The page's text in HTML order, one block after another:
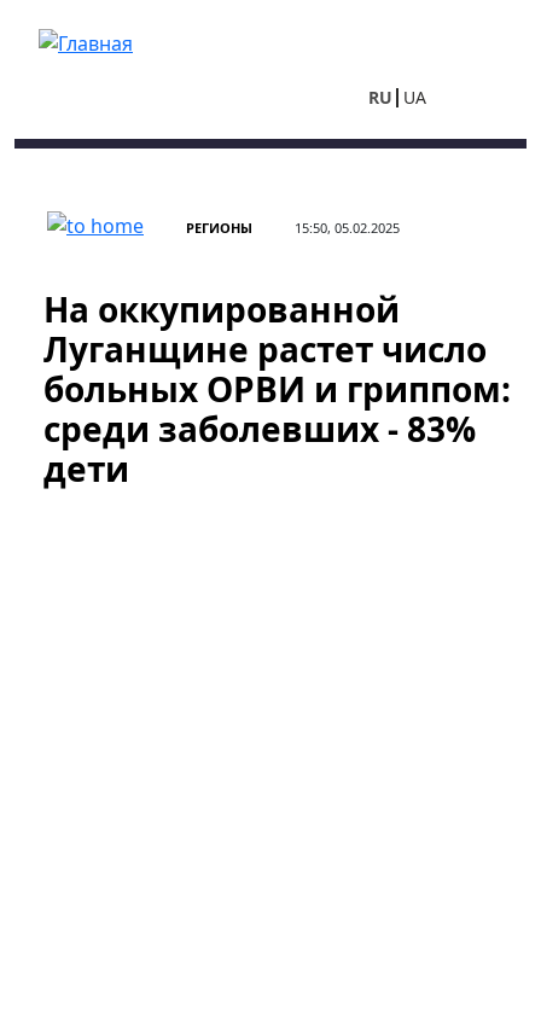
RU UA
РЕГИОНЫ 15:50, 05.02.2025
На оккупированной
Луганщине растет число
больных ОРВИ и гриппом:
среди заболевших - 83%
дети